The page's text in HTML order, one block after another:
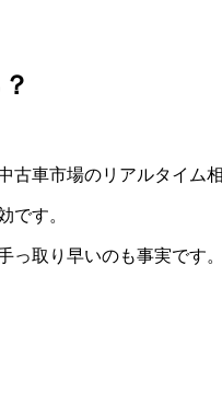
車市場のリアルタイム
です。
取り早いのも事実で